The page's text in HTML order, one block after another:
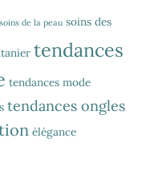
soins de la peau soins des
tendances
tendances mode
tendances ongles
élégance